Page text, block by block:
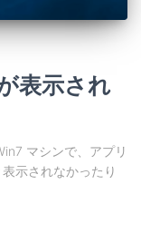
表示され
マシンで、アプリ
示されなかったり